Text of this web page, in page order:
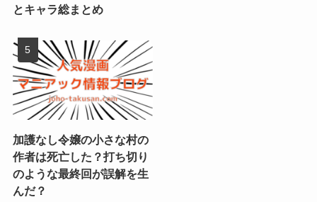
とキャラ総まとめ
加護なし令嬢の小さな村の
作者は死亡した？打ち切り
のような最終回が誤解を生
んだ？